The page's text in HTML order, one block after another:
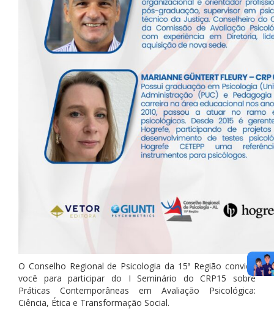
O Conselho Regional de Psicologia da 15ª Região convida
você para participar do I Seminário do CRP15 sobre
Práticas Contemporâneas em Avaliação Psicológica:
Ciência, Ética e Transformação Social.